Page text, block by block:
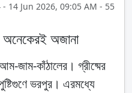
- 14 Jun 2026, 09:05 AM - 55
অজানা
জাম-কাঁঠালের। গ্রীষ্মের
ভরপুর। এরমধ্যে